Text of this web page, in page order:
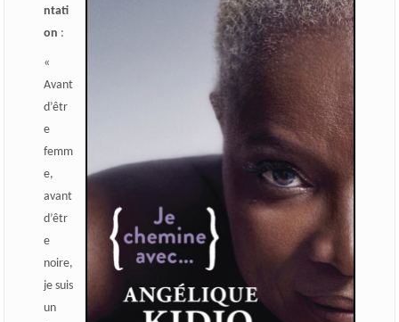
ntati
on :
«
Avant
d’êtr
e
femm
e,
avant
d’êtr
e
noire,
je suis
un